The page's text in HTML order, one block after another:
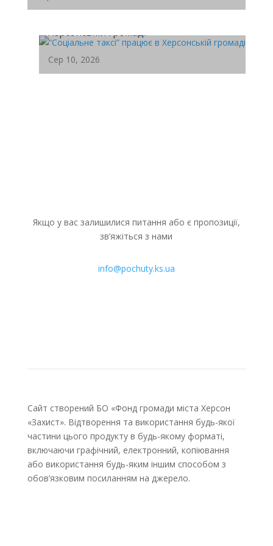
ради продовжує працювати над...
Херсонській громаді
Сер 10, 2026
Якщо у вас залишилися питання або є пропозиції,
зв’яжіться з нами
info@pochuty.ks.ua
Сайт створений БО «Фонд громади міста Херсон
«Захист». Відтворення та використання будь-якої
частини цього продукту в будь-якому форматі,
включаючи графічний, електронний, копіювання
або використання будь-яким іншим способом з
обов’язковим посиланням на джерело.